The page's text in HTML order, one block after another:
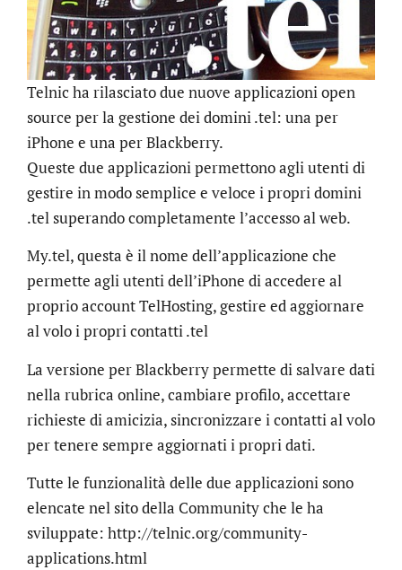
Telnic ha rilasciato due nuove applicazioni open
source per la gestione dei domini .tel: una per
iPhone e una per Blackberry.
Queste due applicazioni permettono agli utenti di
gestire in modo semplice e veloce i propri domini
.tel superando completamente l’accesso al web.
My.tel, questa è il nome dell’applicazione che
permette agli utenti dell’iPhone di accedere al
proprio account TelHosting, gestire ed aggiornare
al volo i propri contatti .tel
La versione per Blackberry permette di salvare dati
nella rubrica online, cambiare profilo, accettare
richieste di amicizia, sincronizzare i contatti al volo
per tenere sempre aggiornati i propri dati.
Tutte le funzionalità delle due applicazioni sono
elencate nel sito della Community che le ha
sviluppate: http://telnic.org/community-
applications.html